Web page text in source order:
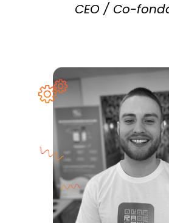
CEO / Co-